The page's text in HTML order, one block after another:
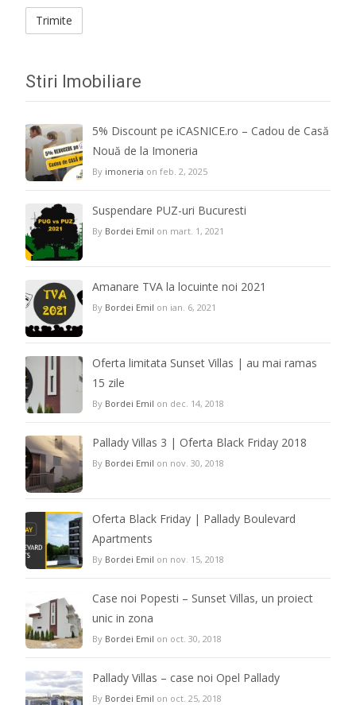
Stiri Imobiliare
5% Discount pe iCASNICE.ro – Cadou de Casă
Nouă de la Imoneria
By imoneria on feb. 2, 2025
Suspendare PUZ-uri Bucuresti
By Bordei Emil on mart. 1, 2021
Amanare TVA la locuinte noi 2021
By Bordei Emil on ian. 6, 2021
Oferta limitata Sunset Villas | au mai ramas
15 zile
By Bordei Emil on dec. 14, 2018
Pallady Villas 3 | Oferta Black Friday 2018
By Bordei Emil on nov. 30, 2018
Oferta Black Friday | Pallady Boulevard
Apartments
By Bordei Emil on nov. 15, 2018
Case noi Popesti – Sunset Villas, un proiect
unic in zona
By Bordei Emil on oct. 30, 2018
Pallady Villas – case noi Opel Pallady
By Bordei Emil on oct. 25, 2018